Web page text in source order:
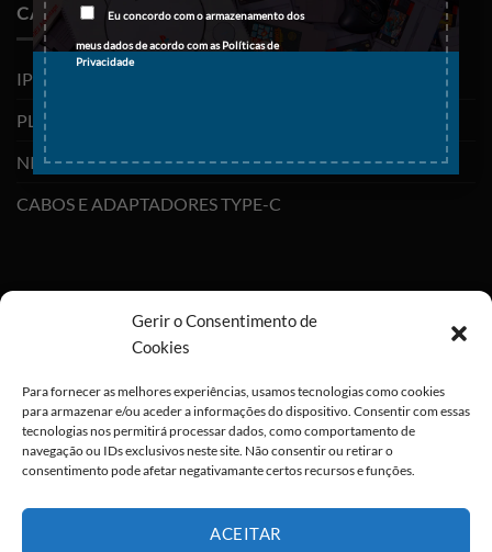
Eu concordo com o armazenamento dos
meus dados de acordo com asPolíticas de
Privacidade
Gerir o Consentimento de
Cookies
Para fornecer as melhores experiências, usamos tecnologias como cookies
para armazenar e/ou aceder a informações do dispositivo. Consentir com essas
tecnologias nos permitirá processar dados, como comportamento de
navegação ou IDs exclusivos neste site. Não consentir ou retirar o
consentimento pode afetar negativamante certos recursos e funções.
ACEITAR
CATEGORIAS
IPHONES (RECONDICIONADOS)
PLAYSTATION
NINTENDO SWITCH
CABOS E ADAPTADORES TYPE-C